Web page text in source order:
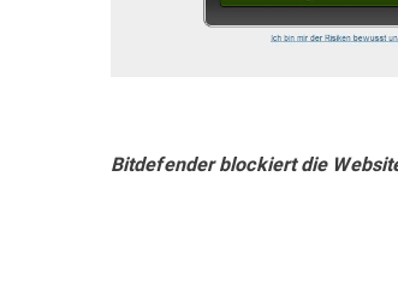
Bitdefender blockiert die